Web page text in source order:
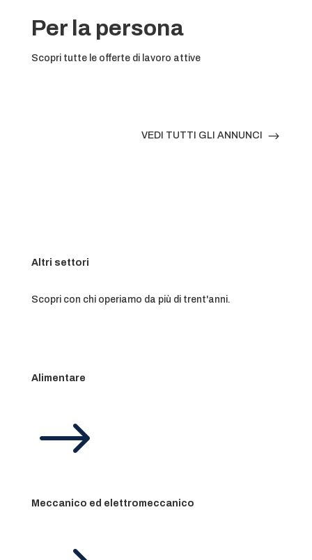
Per la persona
Scopri tutte le offerte di lavoro attive
VEDI TUTTI GLI ANNUNCI $
Altri settori
Scopri con chi operiamo da più di trent'anni.
Alimentare
$
Meccanico ed elettromeccanico